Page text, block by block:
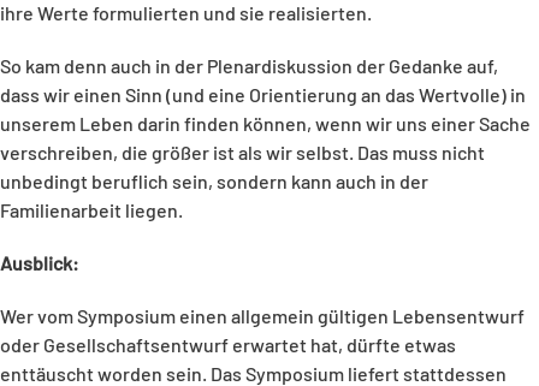
ihre Werte formulierten und sie realisierten.
So kam denn auch in der Plenardiskussion der Gedanke auf,
dass wir einen Sinn (und eine Orientierung an das Wertvolle) in
unserem Leben darin finden können, wenn wir uns einer Sache
verschreiben, die größer ist als wir selbst. Das muss nicht
unbedingt beruflich sein, sondern kann auch in der
Familienarbeit liegen.
Ausblick:
Wer vom Symposium einen allgemein gültigen Lebensentwurf
oder Gesellschaftsentwurf erwartet hat, dürfte etwas
enttäuscht worden sein. Das Symposium liefert stattdessen